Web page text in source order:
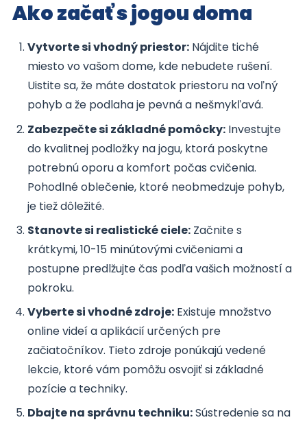
Ako začať s jogou doma
Vytvorte si vhodný priestor: Nájdite tiché
miesto vo vašom dome, kde nebudete rušení.
Uistite sa, že máte dostatok priestoru na voľný
pohyb a že podlaha je pevná a nešmykľavá.
Zabezpečte si základné pomôcky: Investujte
do kvalitnej podložky na jogu, ktorá poskytne
potrebnú oporu a komfort počas cvičenia.
Pohodlné oblečenie, ktoré neobmedzuje pohyb,
je tiež dôležité.
Stanovte si realistické ciele: Začnite s
krátkymi, 10-15 minútovými cvičeniami a
postupne predlžujte čas podľa vašich možností a
pokroku.
Vyberte si vhodné zdroje: Existuje množstvo
online videí a aplikácií určených pre
začiatočníkov. Tieto zdroje ponúkajú vedené
lekcie, ktoré vám pomôžu osvojiť si základné
pozície a techniky.
Dbajte na správnu techniku:Sústredenie sa na